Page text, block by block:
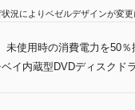
況によりベゼルデザインが変更
未使用時の消費電力を50％
イ内蔵型DVDディスクド